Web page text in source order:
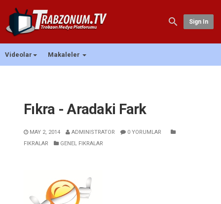
Sign In
Videolar Makaleler
Fıkra - Aradaki Fark
MAY 2, 2014 ADMINISTRATOR
0 YORUMLAR
FIKRALAR
GENEL FIKRALAR